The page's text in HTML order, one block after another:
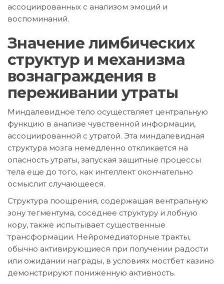
ассоциированных с анализом эмоций и
воспоминаний.
Значение лимбических
структур и механизма
вознаграждения в
переживании утраты
Миндалевидное тело осуществляет центральную
функцию в анализе чувственной информации,
ассоциированной с утратой. Эта миндалевидная
структура мозга немедленно откликается на
опасность утраты, запуская защитные процессы
тела еще до того, как интеллект окончательно
осмыслит случающееся.
Структура поощрения, содержащая вентральную
зону тегментума, соседнее структуру и лобную
кору, также испытывает существенные
трансформации. Нейромедиаторные тракты,
обычно активирующиеся при получении радости
или ожидании награды, в условиях мостбет казино
демонстрируют пониженную активность.